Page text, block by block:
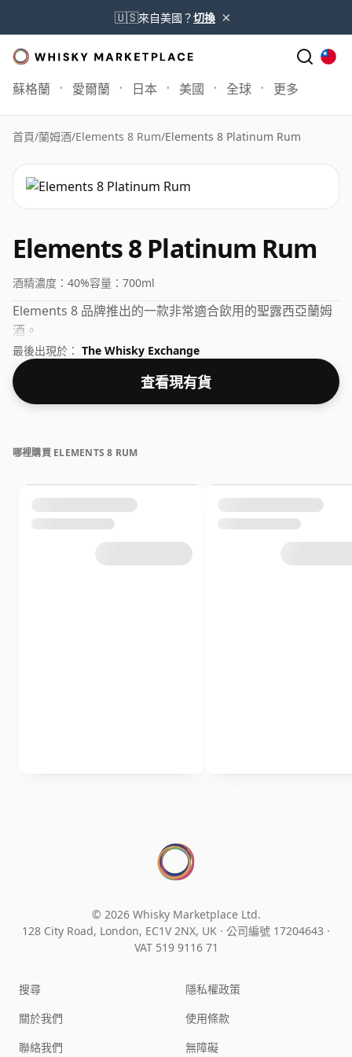
🇺🇸來自美國？切換 ×
蘇格蘭 愛爾蘭 日本 美國 全球 更多
首頁/蘭姆酒/Elements 8 Rum/Elements 8 Platinum Rum
Elements 8 Platinum Rum
酒精濃度： 40%容量： 700ml
Elements 8 品牌推出的一款非常適合飲用的聖露西亞蘭姆
酒。
最後出現於： The Whisky Exchange
查看現有貨
哪裡購買 ELEMENTS 8 RUM
© 2026 Whisky Marketplace Ltd.
128 City Road, London, EC1V 2NX, UK · 公司編號 17204643 ·
VAT 519 9116 71
搜尋
關於我們
聯絡我們
隱私權政策
使用條款
無障礙